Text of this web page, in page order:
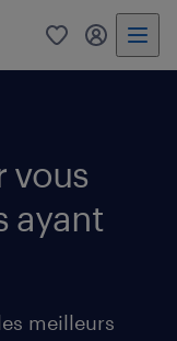
0 my
vous
ayant
meilleurs